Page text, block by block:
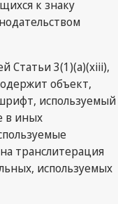
к знаку
Статьи 3(1)(a)(xiii),
объект,
используемый
в иных
транслитерация
используемых